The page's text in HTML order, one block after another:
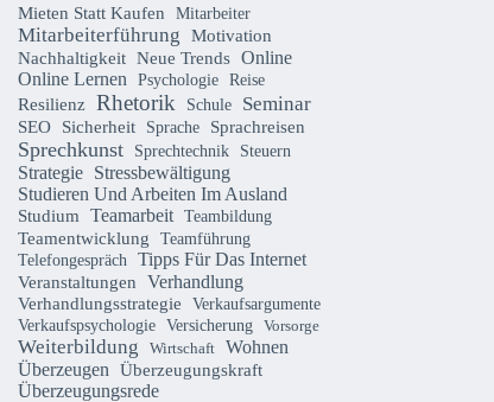
Mieten Statt Kaufen
Mitarbeiter
Mitarbeiterführung
Motivation
Nachhaltigkeit Neue Trends Online
Online Lernen
Psychologie Reise
Resilienz Rhetorik Schule Seminar
SEO Sicherheit Sprache Sprachreisen
Sprechkunst Sprechtechnik Steuern
Strategie Stressbewältigung
Studieren Und Arbeiten Im Ausland
Studium Teamarbeit Teambildung
Teamentwicklung Teamführung
Telefongespräch Tipps Für Das Internet
Veranstaltungen Verhandlung
Verhandlungsstrategie
Verkaufsargumente
Verkaufspsychologie Versicherung Vorsorge
Weiterbildung Wirtschaft Wohnen
Überzeugen Überzeugungskraft
Überzeugungsrede